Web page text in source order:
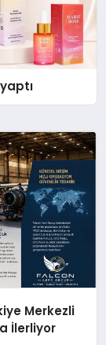
Merkezli
İlerliyor